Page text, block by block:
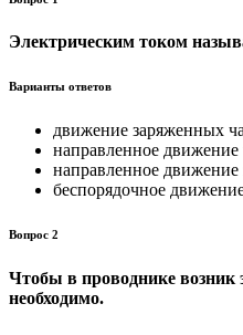
Электрическим током
Варианты ответов
движение заряженных
направленное движение
направленное
беспорядочное
Вопрос 2
Чтобы в проводнике возник
необходимо.